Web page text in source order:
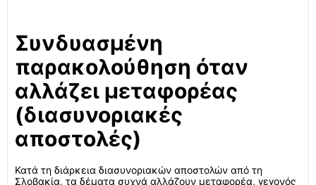
Συνδυασμένη
παρακολούθηση όταν
αλλάζει μεταφορέας
(διασυνοριακές
αποστολές)
Κατά τη διάρκεια διασυνοριακών αποστολών από τη
Σλοβακία, τα δέματα συχνά αλλάζουν μεταφορέα, γεγονός